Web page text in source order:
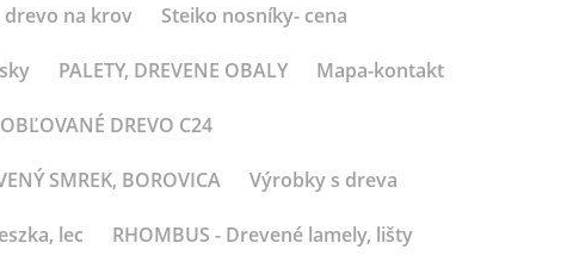
drevo na krov Steiko nosníky- cena
PALETY, DREVENE OBALY Mapa-kontakt
DREVO C24
SMREK, BOROVICA Výrobky s dreva
lec RHOMBUS - Drevené lamely, lišty